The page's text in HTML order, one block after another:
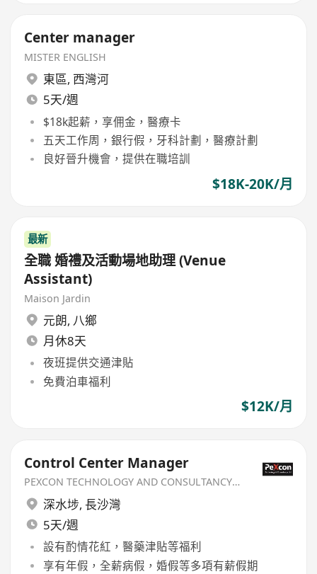
Center manager
MISTER ENGLISH
東區, 西灣河
5天/週
$18k起薪，享佣金，醫療卡
五天工作周，銀行假，牙科計劃，醫療計劃
良好晉升機會，提供在職培訓
$18K-20K/月
最新
全職 婚禮及活動場地助理 (Venue
Assistant)
Maison Jardin
元朗, 八鄉
月休8天
夜班提供交通津貼
免費泊車福利
$12K/月
Control Center Manager
PEXCON TECHNOLOGY AND CONSULTANCY LIMITED
深水埗, 長沙灣
5天/週
設有酌情花紅，醫藥津貼等福利
享有年假，全薪病假，婚假等多項有薪假期